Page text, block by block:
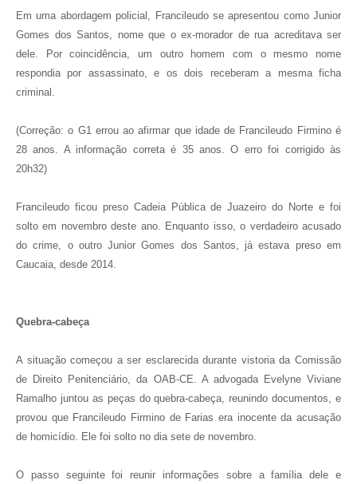
Em uma abordagem policial, Francileudo se apresentou como Junior
Gomes dos Santos, nome que o ex-morador de rua acreditava ser
dele. Por coincidência, um outro homem com o mesmo nome
respondia por assassinato, e os dois receberam a mesma ficha
criminal.
(Correção: o G1 errou ao afirmar que idade de Francileudo Firmino é
28 anos. A informação correta é 35 anos. O erro foi corrigido às
20h32)
Francileudo ficou preso Cadeia Pública de Juazeiro do Norte e foi
solto em novembro deste ano. Enquanto isso, o verdadeiro acusado
do crime, o outro Junior Gomes dos Santos, já estava preso em
Caucaia, desde 2014.
Quebra-cabeça
A situação começou a ser esclarecida durante vistoria da Comissão
de Direito Penitenciário, da OAB-CE. A advogada Evelyne Viviane
Ramalho juntou as peças do quebra-cabeça, reunindo documentos, e
provou que Francileudo Firmino de Farias era inocente da acusação
de homicídio. Ele foi solto no dia sete de novembro.
O passo seguinte foi reunir informações sobre a família dele e